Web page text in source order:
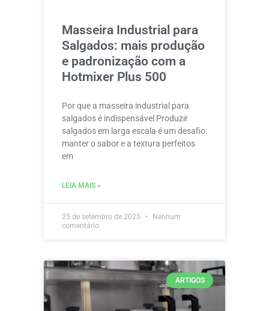
Masseira Industrial para
Salgados: mais produção
e padronização com a
Hotmixer Plus 500
Por que a masseira industrial para
salgados é indispensável Produzir
salgados em larga escala é um desafio:
manter o sabor e a textura perfeitos
em
LEIA MAIS »
25 de setembro de 2025
Nenhum
comentário
ARTIGOS